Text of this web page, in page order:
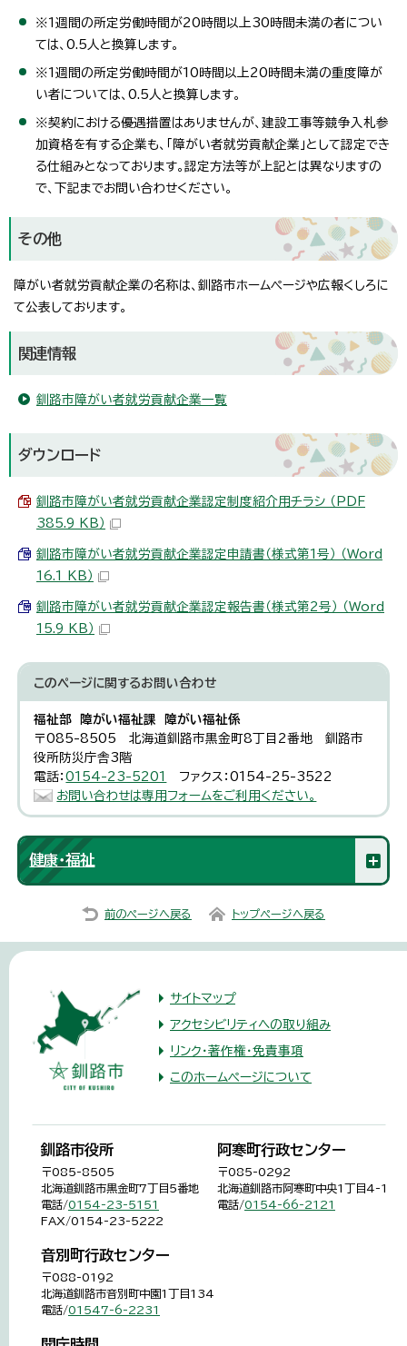
※1週間の所定労働時間が20時間以上30時間未満の者につい
ては、0.5人と換算します。
※1週間の所定労働時間が10時間以上20時間未満の重度障が
い者については、0.5人と換算します。
※契約における優遇措置はありませんが、建設工事等競争入札参
加資格を有する企業も、「障がい者就労貢献企業」として認定でき
る仕組みとなっております。認定方法等が上記とは異なりますの
で、下記までお問い合わせください。
その他
障がい者就労貢献企業の名称は、釧路市ホームページや広報くしろに
て公表しております。
関連情報
釧路市障がい者就労貢献企業一覧
ダウンロード
釧路市障がい者就労貢献企業認定制度紹介用チラシ （PDF
385.9 KB）
釧路市障がい者就労貢献企業認定申請書（様式第1号） （Word
16.1 KB）
釧路市障がい者就労貢献企業認定報告書（様式第2号） （Word
15.9 KB）
このページに関するお問い合わせ
福祉部 障がい福祉課 障がい福祉係
〒085-8505 北海道釧路市黒金町8丁目2番地 釧路市
役所防災庁舎3階
電話：0154-23-5201
ファクス：0154-25-3522
お問い合わせは専用フォームをご利用ください。
健康・福祉
前のページへ戻る トップページへ戻る
サイトマップ
アクセシビリティへの取り組み
リンク・著作権・免責事項
このホームページについて
釧路市役所
〒085-8505
北海道釧路市黒金町7丁目5番地
電話/0154-23-5151
FAX/0154-23-5222
阿寒町行政センター
〒085-0292
北海道釧路市阿寒町中央1丁目4-1
電話/0154-66-2121
音別町行政センター
〒088-0192
北海道釧路市音別町中園1丁目134
電話/01547-6-2231